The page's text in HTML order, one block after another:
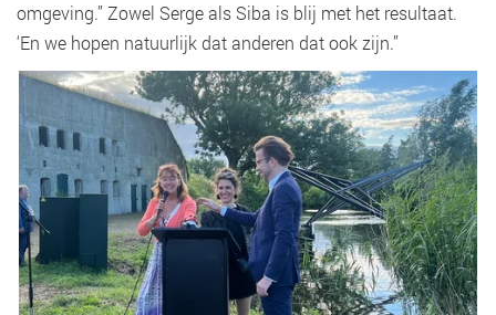
omgeving.” Zowel Serge als Siba is blij met het resultaat.
‘En we hopen natuurlijk dat anderen dat ook zijn.”